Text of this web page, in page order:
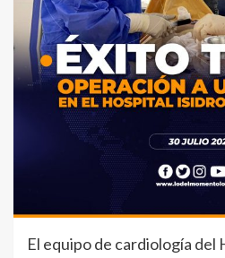
El equipo de cardiología del